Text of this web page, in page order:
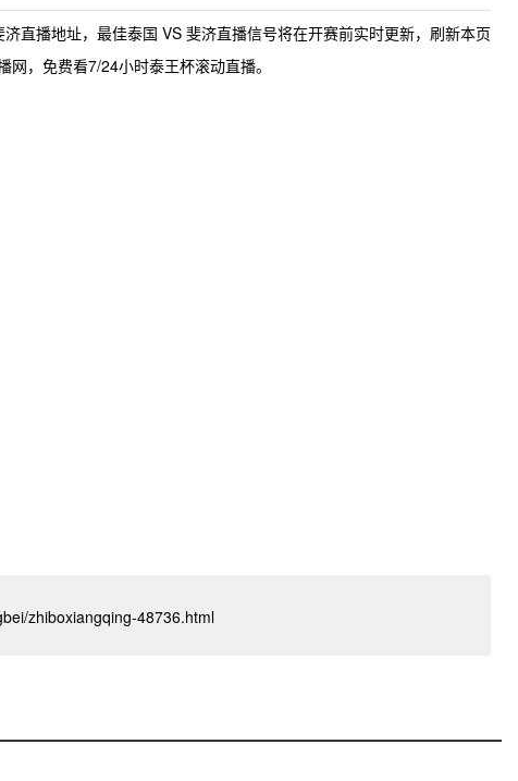
济直播地址，最佳泰国 VS 斐济直播信号将在开赛前实时更新，刷新本页
，免费看7/24小时泰王杯滚动直播。
zhiboxiangqing-48736.html